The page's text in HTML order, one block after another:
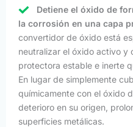
Detiene el óxido de
la corrosión en una capa
convertidor de óxido está
neutralizar el óxido activo y
protectora estable e inerte
En lugar de simplemente
químicamente con el óxido
deterioro en su origen,
superficies metálicas.